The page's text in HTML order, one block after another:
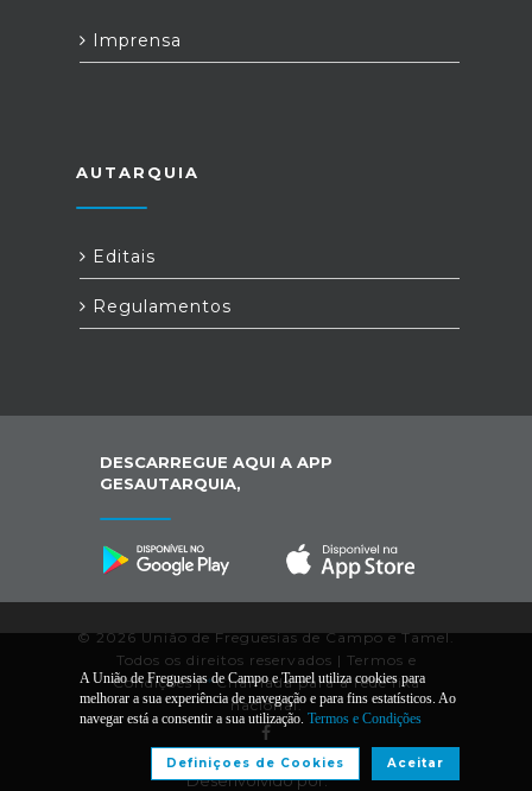
Imprensa
AUTARQUIA
Editais
Regulamentos
DESCARREGUE AQUI A APP
GESAUTARQUIA,
© 2026 União de Freguesias de Campo e Tamel.
Todos os direitos reservados | Termos e
Condições|*Chamada para a rede fixa
nacional.
Desenvolvido por:
A União de Freguesias de Campo e Tamel utiliza cookies para
melhorar a sua experiência de navegação e para fins estatísticos. Ao
navegar está a consentir a sua utilização. Termos e Condições
Aceitar
Definiçoes de Cookies